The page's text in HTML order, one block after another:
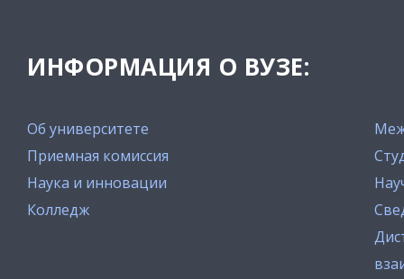
ИНФОРМАЦИЯ О ВУЗЕ:
Об университете
Приемная комиссия
Наука и инновации
Колледж